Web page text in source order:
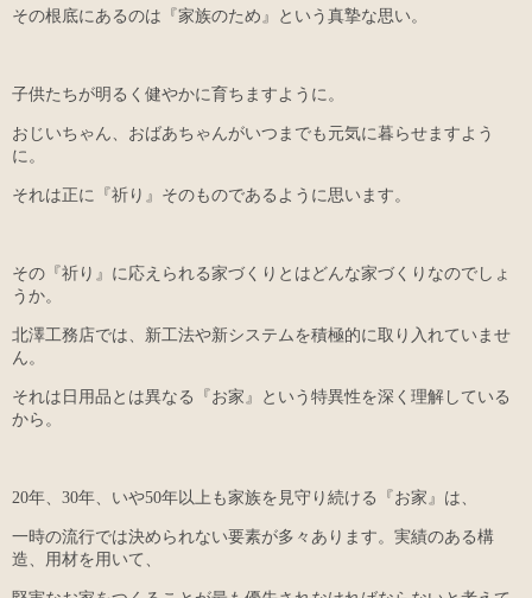
その根底にあるのは『家族のため』という真摯な思い。
子供たちが明るく健やかに育ちますように。
おじいちゃん、おばあちゃんがいつまでも元気に暮らせますよう
に。
それは正に『祈り』そのものであるように思います。
その『祈り』に応えられる家づくりとはどんな家づくりなのでしょ
うか。
北澤工務店では、新工法や新システムを積極的に取り入れていませ
ん。
それは日用品とは異なる『お家』という特異性を深く理解している
から。
20年、30年、いや50年以上も家族を見守り続ける『お家』は、
一時の流行では決められない要素が多々あります。実績のある構
造、用材を用いて、